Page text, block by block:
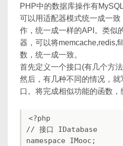
PHP中的数据库操作有
可以用适配器模式统一成一
作，统一成一样的API。类似
器，可以将
数，统一成一致。
首先定义一个接口(有几个方
然后，有几种不同的情况，
口。将完成相似功能的函数，
<?php
// 接口 IDatabase
namespace IMooc;